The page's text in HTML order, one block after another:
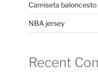
Camiseta baloncesto
NBA jersey
Recent